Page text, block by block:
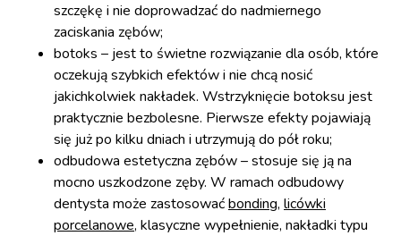
szczękę i nie doprowadzać do nadmiernego
zaciskania zębów;
botoks – jest to świetne rozwiązanie dla osób, które
oczekują szybkich efektów i nie chcą nosić
jakichkolwiek nakładek. Wstrzyknięcie botoksu jest
praktycznie bezbolesne. Pierwsze efekty pojawiają
się już po kilku dniach i utrzymują do pół roku;
odbudowa estetyczna zębów – stosuje się ją na
mocno uszkodzone zęby. W ramach odbudowy
dentysta może zastosowaćbonding, licówki
porcelanowe, klasyczne wypełnienie, nakładki typu